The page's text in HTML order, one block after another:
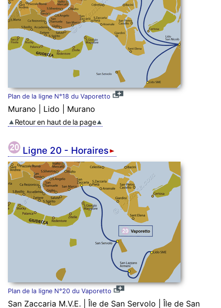
Plan de la ligne N°18 du Vaporetto
Murano | Lido | Murano
Retour en haut de la page
Ligne 20 - Horaires
Plan de la ligne N°20 du Vaporetto
San Zaccaria M.V.E. | Île de San Servolo | Île de San